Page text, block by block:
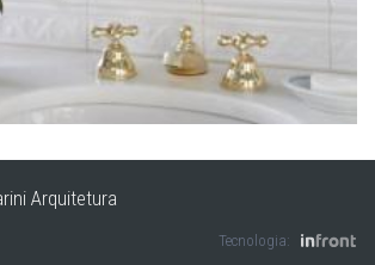
Arquitetura
Tecnologia: